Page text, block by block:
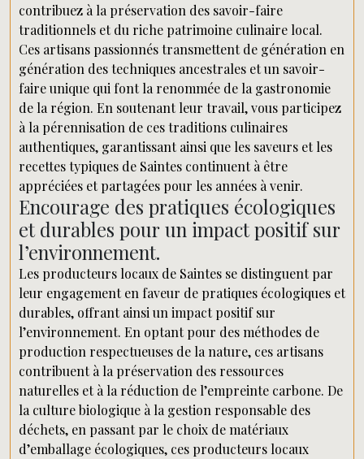
contribuez à la préservation des savoir-faire
traditionnels et du riche patrimoine culinaire local.
Ces artisans passionnés transmettent de génération en
génération des techniques ancestrales et un savoir-
faire unique qui font la renommée de la gastronomie
de la région. En soutenant leur travail, vous participez
à la pérennisation de ces traditions culinaires
authentiques, garantissant ainsi que les saveurs et les
recettes typiques de Saintes continuent à être
appréciées et partagées pour les années à venir.
Encourage des pratiques écologiques
et durables pour un impact positif sur
l’environnement.
Les producteurs locaux de Saintes se distinguent par
leur engagement en faveur de pratiques écologiques et
durables, offrant ainsi un impact positif sur
l’environnement. En optant pour des méthodes de
production respectueuses de la nature, ces artisans
contribuent à la préservation des ressources
naturelles et à la réduction de l’empreinte carbone. De
la culture biologique à la gestion responsable des
déchets, en passant par le choix de matériaux
d’emballage écologiques, ces producteurs locaux